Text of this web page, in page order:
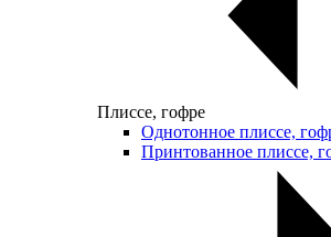
Плиссе, гофре
Однотонное плиссе,
Принтованное плиссе,